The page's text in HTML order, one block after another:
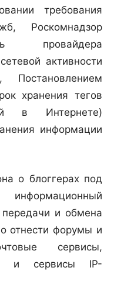
требования
Роскомнадзор
провайдера
активности
Постановлением
хранения тегов
в Интернете)
информации
о блоггерах под
и обмена
отнести форумы и
сервисы,
и сервисы IP-